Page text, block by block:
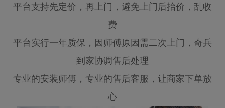
平台支持先定价，再上门，避免上门后抬价，乱收
费
平台实行一年质保，因师傅原因需二次上门，奇兵
到家协调售后处理
专业的安装师傅，专业的售后客服，让商家下单放
心